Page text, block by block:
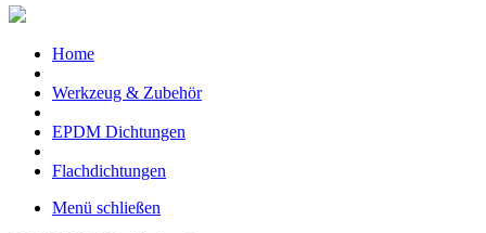
Home
Werkzeug & Zubehör
EPDM Dichtungen
Flachdichtungen
Menü schließen